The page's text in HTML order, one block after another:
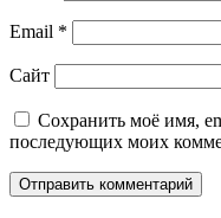
Email *
Сайт
Сохранить моё имя,
последующих моих